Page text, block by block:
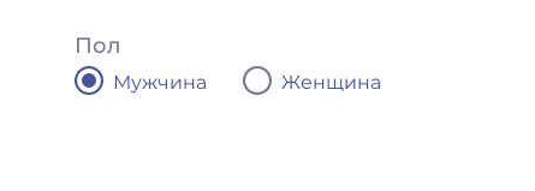
Пол
Мужчина Женщина